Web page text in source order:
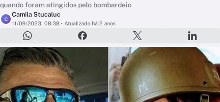
quando foram atingidos pelo bombardeio
C
Camila Stucaluc
11/09/2023, 08:38 • Atualizado há 2 anos